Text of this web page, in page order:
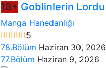
18+ Goblinlerin Lordu
Manga Hanedanlığı
5
78.Bölüm Haziran 30, 2026
77.Bölüm Haziran 9, 2026